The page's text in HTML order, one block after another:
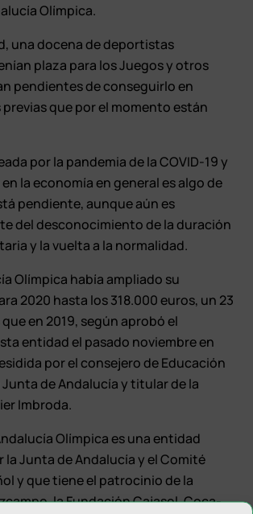
Olímpica.
una docena de deportistas
plaza para los Juegos y otros
pendientes de conseguirlo en
que por el momento están
por la pandemia de la COVID-19 y
la economía en general es algo de
pendiente, aunque aún es
del desconocimiento de la duración
y la vuelta a la normalidad.
Olímpica había ampliado su
2020 hasta los 318.000 euros, un 23
en 2019, según aprobó el
entidad el pasado noviembre en
por el consejero de Educación
de Andalucía y titular de la
Imbroda.
Olímpica es una entidad
Junta de Andalucía y el Comité
y que tiene el patrocinio de la
la Fundación Cajasol, Coca-